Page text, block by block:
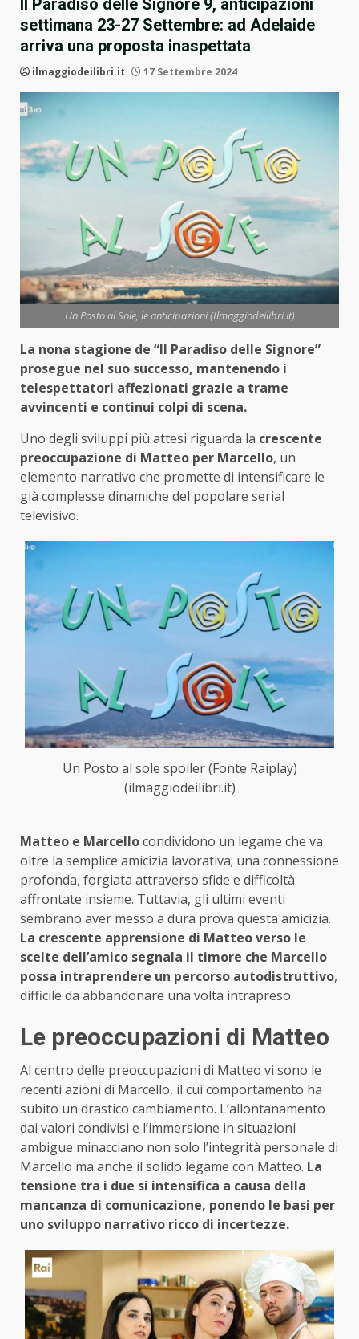
Il Paradiso delle Signore 9, anticipazioni
settimana 23-27 Settembre: ad Adelaide
arriva una proposta inaspettata
ilmaggiodeilibri.it 17 Settembre 2024
Un Posto al Sole, le anticipazioni (Ilmaggiodeilibri.it)
La nona stagione de “Il Paradiso delle Signore”
prosegue nel suo successo, mantenendo i
telespettatori affezionati grazie a trame
avvincenti e continui colpi di scena.
Uno degli sviluppi più attesi riguarda la crescente
preoccupazione di Matteo per Marcello, un
elemento narrativo che promette di intensificare le
già complesse dinamiche del popolare serial
televisivo.
Un Posto al sole spoiler (Fonte Raiplay)
(ilmaggiodeilibri.it)
Matteo e Marcellocondividono un legame che va
oltre la semplice amicizia lavorativa; una connessione
profonda, forgiata attraverso sfide e difficoltà
affrontate insieme. Tuttavia, gli ultimi eventi
sembrano aver messo a dura prova questa amicizia.
La crescente apprensione di Matteo verso le
scelte dell’amico segnala il timore che Marcello
possa intraprendere un percorso autodistruttivo,
difficile da abbandonare una volta intrapreso.
Le preoccupazioni di Matteo
Al centro delle preoccupazioni di Matteo vi sono le
recenti azioni di Marcello, il cui comportamento ha
subito un drastico cambiamento. L’allontanamento
dai valori condivisi e l’immersione in situazioni
ambigue minacciano non solo l’integrità personale di
Marcello ma anche il solido legame con Matteo. La
tensione tra i due si intensifica a causa della
mancanza di comunicazione, ponendo le basi per
uno sviluppo narrativo ricco di incertezze.